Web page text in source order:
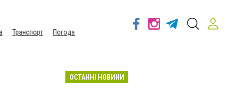
Транспорт Погода
ОСТАННІ НОВИНИ